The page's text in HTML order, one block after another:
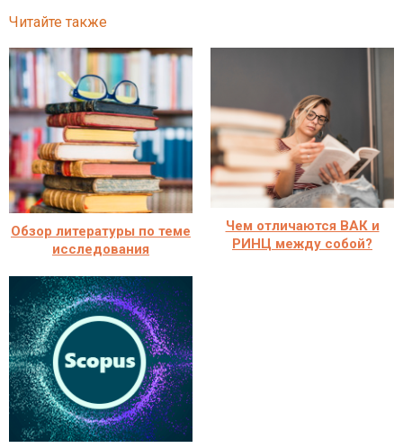
Читайте также
Обзор литературы по теме
исследования
Чем отличаются ВАК и
РИНЦ между собой?